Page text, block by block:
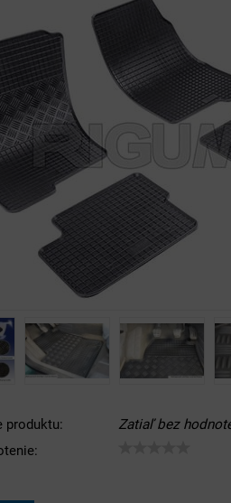
produktu:
Zatiaľ bez